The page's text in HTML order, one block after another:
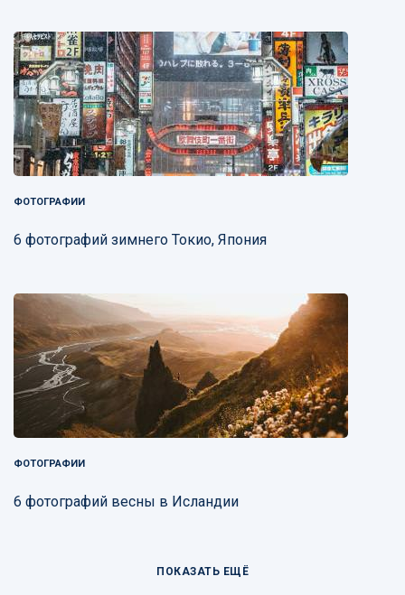
ФОТОГРАФИИ
6 фотографий зимнего Токио, Япония
ФОТОГРАФИИ
6 фотографий весны в Исландии
ПОКАЗАТЬ ЕЩЁ